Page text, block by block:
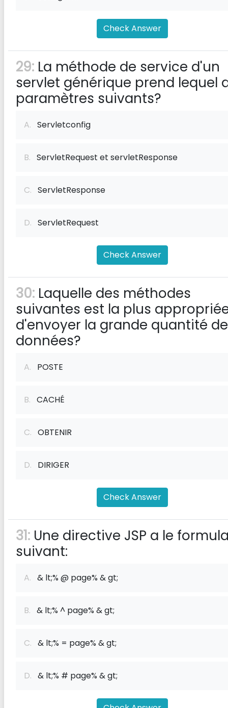
Check Answer
29: La méthode de service d'un
servlet générique prend lequel
paramètres suivants?
A. Servletconfig
B. ServletRequest et servletResponse
C. ServletResponse
D. ServletRequest
Check Answer
30: Laquelle des méthodes
suivantes est la plus
d'envoyer la grande quantité de
données?
A. POSTE
B. CACHÉ
C. OBTENIR
D. DIRIGER
Check Answer
31: Une directive JSP a le
suivant:
A. & lt;% @ page% & gt;
B. & lt;% ^ page% & gt;
C. & lt;% = page% & gt;
D. & lt;% # page% & gt;